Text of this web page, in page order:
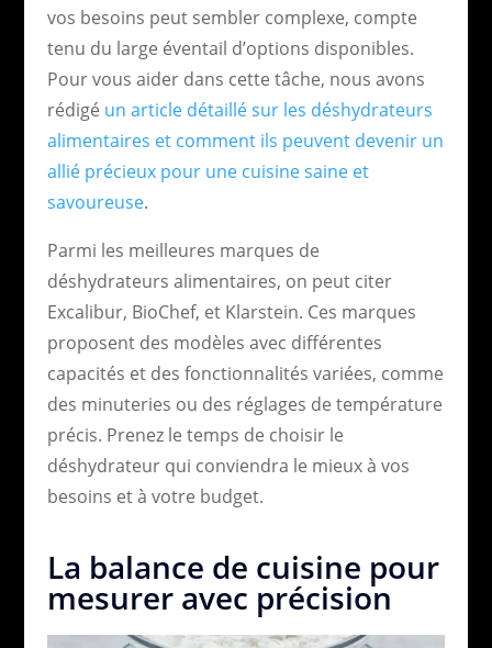
vos besoins peut sembler complexe, compte
tenu du large éventail d’options disponibles.
Pour vous aider dans cette tâche, nous avons
rédigé un article détaillé sur les déshydrateurs
alimentaires et comment ils peuvent devenir un
allié précieux pour une cuisine saine et
savoureuse.
Parmi les meilleures marques de
déshydrateurs alimentaires, on peut citer
Excalibur, BioChef, et Klarstein. Ces marques
proposent des modèles avec différentes
capacités et des fonctionnalités variées, comme
des minuteries ou des réglages de température
précis. Prenez le temps de choisir le
déshydrateur qui conviendra le mieux à vos
besoins et à votre budget.
La balance de cuisine pour
mesurer avec précision